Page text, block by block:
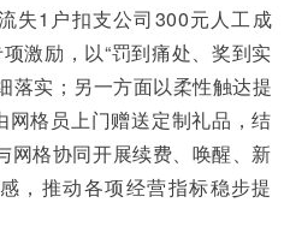
失1户扣支公司300元人工成
激励，以“罚到痛处、奖到实
落实；另一方面以柔性触达提
网格员上门赠送定制礼品，结
网格协同开展续费、唤醒、新
，推动各项经营指标稳步提